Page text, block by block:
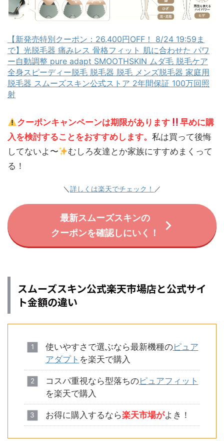
【新発売特別クーポン：26,400円OFF！ 8/24 19:59ま
で】光脱毛器 痛みレス 骨格フィット 肌に合わせた パワ
ー自動調整 pure adapt SMOOTHSKIN ムダ毛 脱毛ケア
全身スピーディー脱毛 脱毛器 脱毛 メンズ脱毛器 家庭用
脱毛器 スムーズスキン公式ストア 2年間保証 100万回照
射
クーポンキャンペーンは期限があります
早めに購
入を検討することをおすすめします。 私は買って後悔
してないよ〜
むしろ友達とか家族にすすめまくって
る！
＼ 詳しくは楽天でチェック！ ／
最新スムーズスキンの
クーポンを確認しにいく！
スムーズスキン公式楽天市場店と公式サイ
ト金額の違い
使いやすさで選ぶなら最新機種のピュア
アダプト を楽天で購入
コスパ重視なら型落ちのピュアフィット
を楽天で購入
お得に購入するなら楽天市場がよき！